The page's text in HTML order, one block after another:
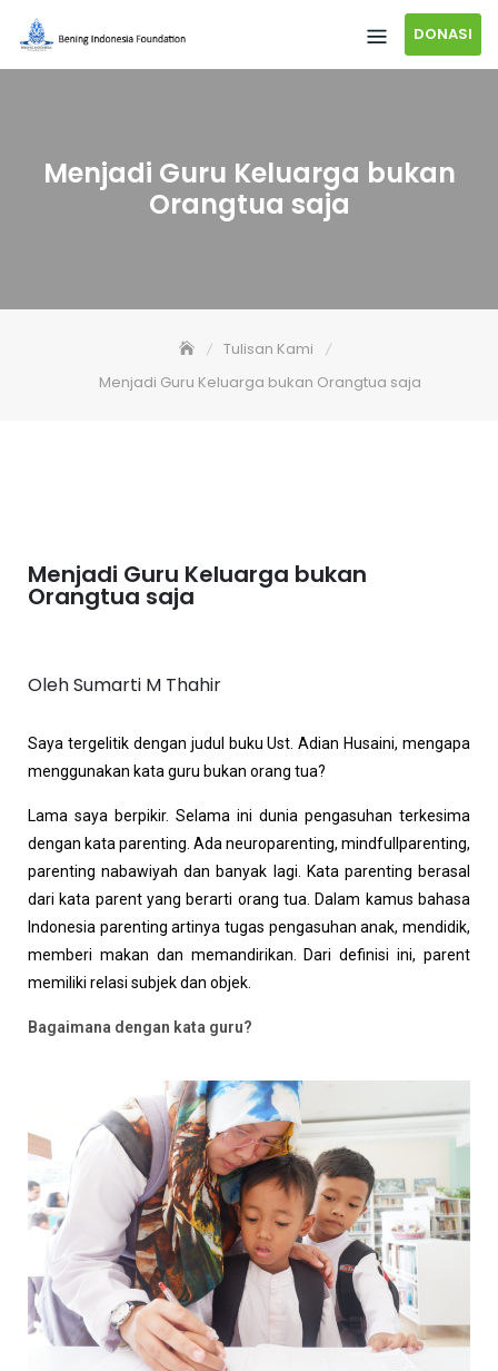
DONASI
Menjadi Guru Keluarga bukan
Orangtua saja
Tulisan Kami
Menjadi Guru Keluarga bukan Orangtua saja
Menjadi Guru Keluarga bukan
Orangtua saja
Oleh Sumarti M Thahir
Saya tergelitik dengan judul buku Ust. Adian Husaini, mengapa
menggunakan kata guru bukan orang tua?
Lama saya berpikir. Selama ini dunia pengasuhan terkesima
dengan kata parenting. Ada neuroparenting, mindfullparenting,
parenting nabawiyah dan banyak lagi. Kata parenting berasal
dari kata parent yang berarti orang tua. Dalam kamus bahasa
Indonesia parenting artinya tugas pengasuhan anak, mendidik,
memberi makan dan memandirikan. Dari definisi ini, parent
memiliki relasi subjek dan objek.
Bagaimana dengan kata guru?